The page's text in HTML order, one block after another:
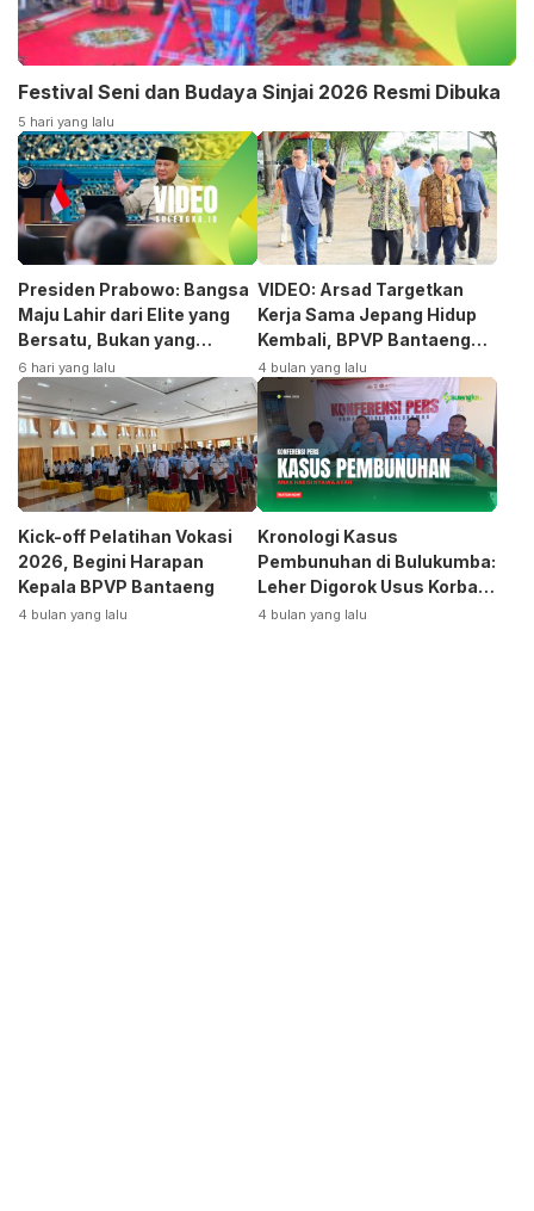
Festival Seni dan Budaya Sinjai 2026 Resmi Dibuka
5 hari yang lalu
Presiden Prabowo: Bangsa
Maju Lahir dari Elite yang
Bersatu, Bukan yang
Terpecah
6 hari yang lalu
VIDEO: Arsad Targetkan
Kerja Sama Jepang Hidup
Kembali, BPVP Bantaeng
Siap Bangkitkan Jurusan
Otomotif
4 bulan yang lalu
Kick-off Pelatihan Vokasi
2026, Begini Harapan
Kepala BPVP Bantaeng
4 bulan yang lalu
Kronologi Kasus
Pembunuhan di Bulukumba:
Leher Digorok Usus Korban
Dikeluarkan
4 bulan yang lalu